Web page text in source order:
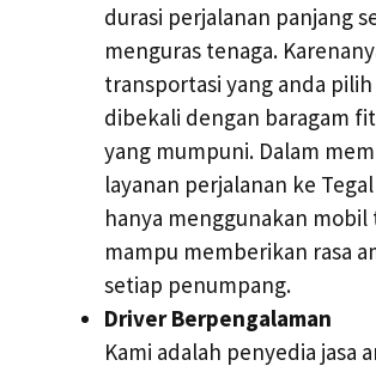
durasi perjalanan panjang
menguras tenaga.
transportasi yang anda
dibekali dengan baragam
yang mumpuni. Dalam
layanan perjalanan ke
hanya menggunakan
mampu memberikan rasa
setiap penumpang.
Driver Berpengalaman
Kami adalah penyedia jasa